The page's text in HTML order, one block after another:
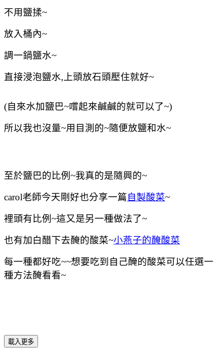
不用鹽揉~
放入桶內~
調一鍋鹽水~
直接浸泡鹽水,上頭放石頭壓住就好~
(自來水加鹽巴~嚐起來鹹鹹的就可以了~)
所以我也沒量~用目測的~隨便放鹽和水~
至於鹽巴的比例~我真的是隨興的~
carol老師今天剛好也分享一篇自製酸菜~
裡頭有比例~這又是另一種做法了~
也有加白醋下去醃的酸菜~小燕子的醃酸菜
每一種都好吃~~想要吃到自己醃的酸菜可以任選一
種方法醃看看~
載入更多